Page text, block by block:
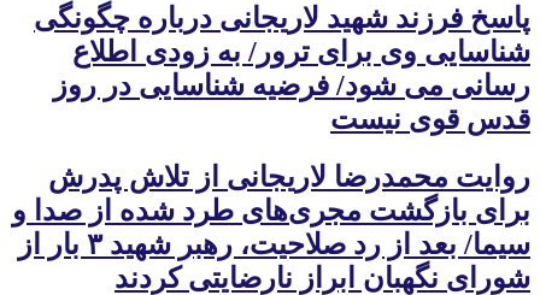
پاسخ فرزند شهید لاریجانی درباره چگونگی
شناسایی وی برای ترور/ به زودی اطلاع
رسانی می شود/ فرضیه شناسایی در روز
قدس قوی نیست
روایت محمدرضا لاریجانی از تلاش پدرش
برای بازگشت مجری‌های طرد شده از صدا و
سیما/ بعد از رد صلاحیت، رهبر شهید ۳ بار از
شورای نگهبان ابراز نارضایتی کردند